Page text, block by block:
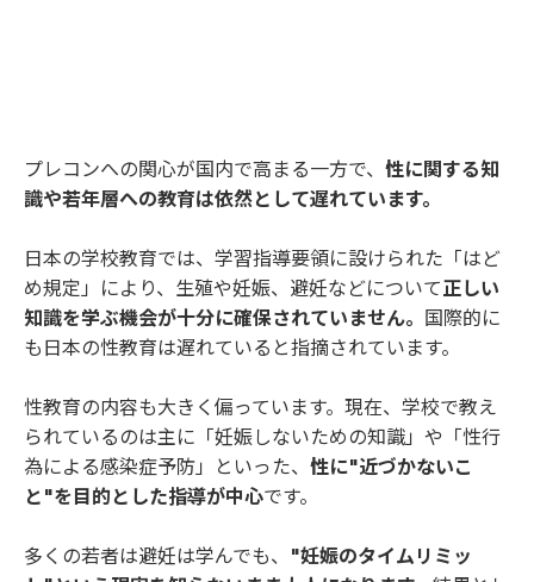
プレコンへの関心が国内で高まる一方で、 性に関する知
識や若年層への教育は依然として遅れています。
日本の学校教育では、学習指導要領に設けられた「はど
め規定」により、生殖や妊娠、避妊などについて正しい
知識を学ぶ機会が十分に確保されていません。 国際的に
も日本の性教育は遅れていると指摘されています。
性教育の内容も大きく偏っています。現在、学校で教え
られているのは主に「妊娠しないための知識」や「性行
為による感染症予防」といった、 性に"近づかないこ
と"を目的とした指導が中心です。
多くの若者は避妊は学んでも、 "妊娠のタイムリミッ